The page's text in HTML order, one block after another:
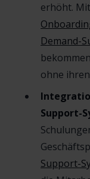
erhöht.
Demand-
ohne
Support-
Support-